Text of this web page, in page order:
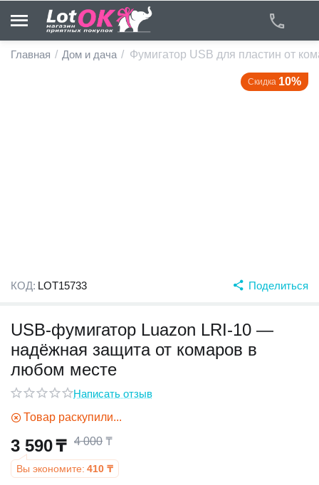
Главная / Дом и дача / Фумигатор USB для пластин от
Скидка 10%
КОД: LOT15733 Поделиться
USB-фумигатор Luazon LRI-10 —
надёжная защита от комаров в
любом месте
Написать отзыв
Товар раскупили...
3 590₸ 4 000 ₸
Вы экономите: 410 ₸